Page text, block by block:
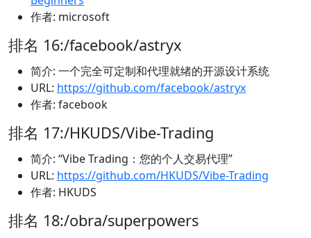
作者: microsoft
排名 16:/facebook/astryx
简介: 一个完全可定制和代理就绪的开源设计系统
URL: https://github.com/facebook/astryx
作者: facebook
排名 17:/HKUDS/Vibe-Trading
简介: “Vibe Trading：您的个人交易代理”
URL: https://github.com/HKUDS/Vibe-Trading
作者: HKUDS
排名 18:/obra/superpowers